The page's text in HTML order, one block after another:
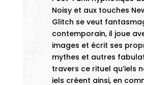
Noisy et aux touches
Glitch se veut
contemporain, il joue
images et écrit ses
mythes et autres
travers ce rituel qu’iels
iels créent ainsi, en